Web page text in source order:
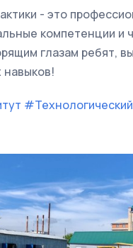
- это
компетенции и
глазам ребят,
навыков!